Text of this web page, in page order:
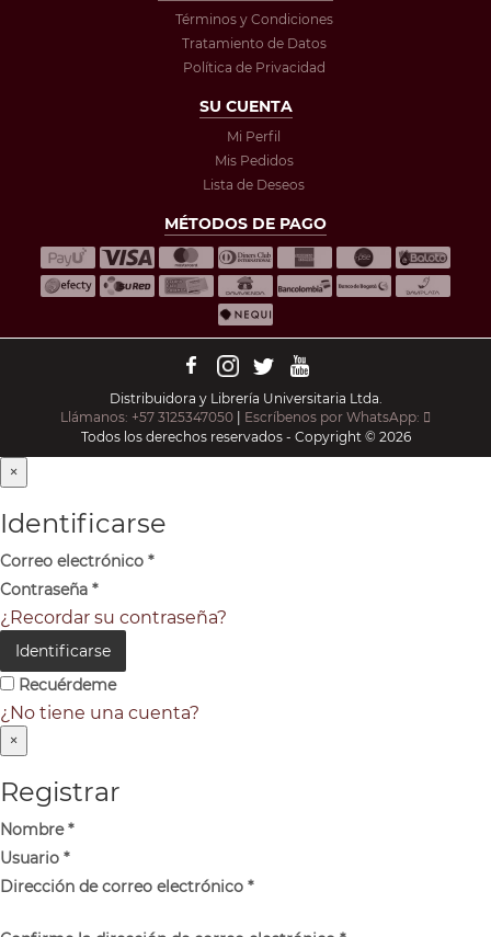
Términos y Condiciones
Tratamiento de Datos
Política de Privacidad
SU CUENTA
Mi Perfil
Mis Pedidos
Lista de Deseos
MÉTODOS DE PAGO
Distribuidora y Librería Universitaria Ltda.
Llámanos: +57 3125347050 | Escríbenos por WhatsApp:
Todos los derechos reservados - Copyright © 2026
×
Identificarse
Correo electrónico *
Contraseña *
¿Recordar su contraseña?
Identificarse
Recuérdeme
¿No tiene una cuenta?
×
Registrar
Nombre*
Usuario *
Dirección de correo electrónico *